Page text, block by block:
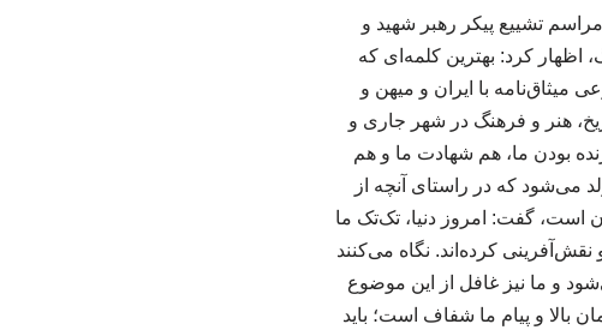
از ایرنا، آیدین مهدی‌زاده امروز دوشنبه ۱۵ تیرماه در مراسم تشییع پیکر رهبر شهید و
اظهار کرد: بهترین کلمه‌ای که
با ایران و میهن و
هنر و فرهنگ در شهر جاری و
بودن ما، هم شهادت ما و هم
می‌شود که در راستای آنچه از
است، گفت: امروز دنیا، تک‌تک ما
کرده‌اند. نگاه می‌کنند
و ما نیز غافل از این موضوع
و پیام ما شفاف است؛ باید